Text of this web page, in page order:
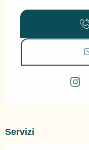
Servizi